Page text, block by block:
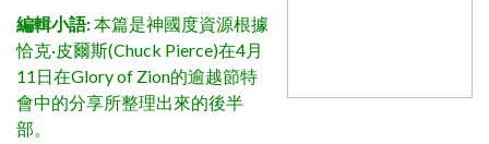
編輯小語:本篇是神國度資源根據
恰克·皮爾斯(Chuck Pierce)在4月
11日在Glory of Zion的逾越節特
會中的分享所整理出來的後半
部。